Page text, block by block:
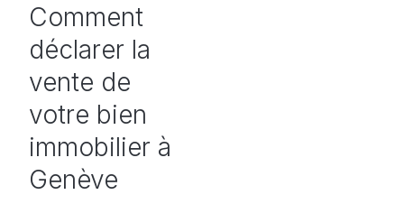
Comment
déclarer la
vente de
votre bien
immobilier à
Genève